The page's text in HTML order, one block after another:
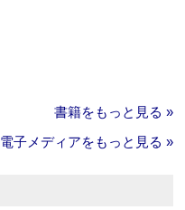
書籍をもっと見る »
電子メディアをもっと見る »